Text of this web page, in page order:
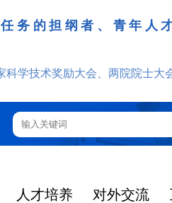
务的担纲者、青年人
学技术奖励大会、两院院士大
人才培养 对外交流